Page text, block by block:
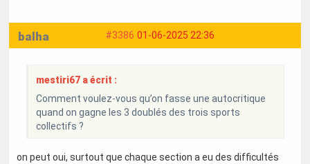
#3386 01-06-2025 22:36
balha
mestiri67 a écrit :
Comment voulez-vous qu’on fasse une autocritique
quand on gagne les 3 doublés des trois sports
collectifs ?
on peut oui, surtout que chaque section a eu des difficultés